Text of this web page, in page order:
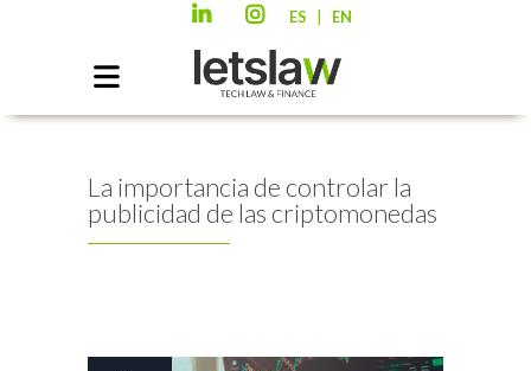
ES EN
La importancia de controlar la
publicidad de las criptomonedas